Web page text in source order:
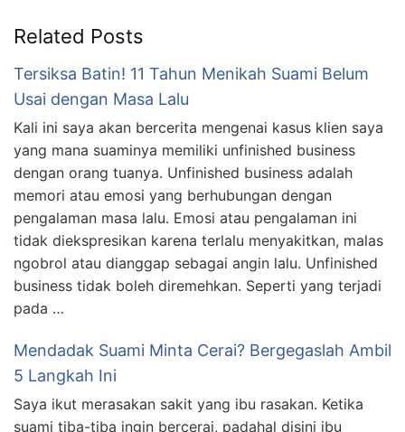
Related Posts
Tersiksa Batin! 11 Tahun Menikah Suami Belum
Usai dengan Masa Lalu
Kali ini saya akan bercerita mengenai kasus klien saya
yang mana suaminya memiliki unfinished business
dengan orang tuanya. Unfinished business adalah
memori atau emosi yang berhubungan dengan
pengalaman masa lalu. Emosi atau pengalaman ini
tidak diekspresikan karena terlalu menyakitkan, malas
ngobrol atau dianggap sebagai angin lalu. Unfinished
business tidak boleh diremehkan. Seperti yang terjadi
pada …
Mendadak Suami Minta Cerai? Bergegaslah Ambil
5 Langkah Ini
Saya ikut merasakan sakit yang ibu rasakan. Ketika
suami tiba-tiba ingin bercerai, padahal disini ibu